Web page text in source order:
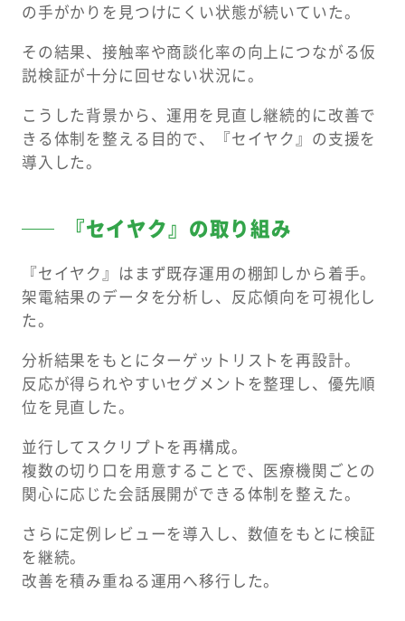
の手がかりを見つけにくい状態が続いていた。
その結果、接触率や商談化率の向上につながる仮
説検証が十分に回せない状況に。
こうした背景から、運用を見直し継続的に改善で
きる体制を整える目的で、『セイヤク』の支援を
導入した。
『セイヤク』の取り組み
『セイヤク』はまず既存運用の棚卸しから着手。
架電結果のデータを分析し、反応傾向を可視化し
た。
分析結果をもとにターゲットリストを再設計。
反応が得られやすいセグメントを整理し、優先順
位を見直した。
並行してスクリプトを再構成。
複数の切り口を用意することで、医療機関ごとの
関心に応じた会話展開ができる体制を整えた。
さらに定例レビューを導入し、数値をもとに検証
を継続。
改善を積み重ねる運用へ移行した。